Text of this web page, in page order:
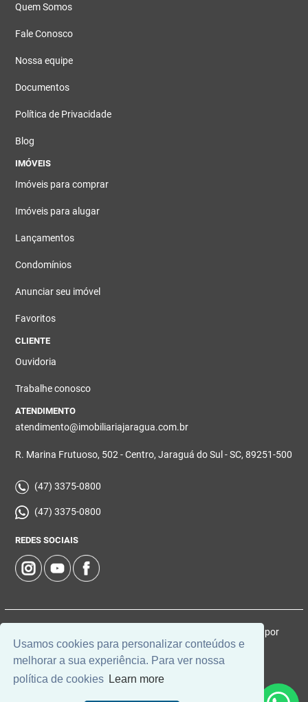
Usamos cookies para personalizar conteúdos e
melhorar a sua experiência. Para ver nossa
política de cookies Learn more
Quem Somos
Fale Conosco
Nossa equipe
Documentos
Política de Privacidade
Blog
IMÓVEIS
Imóveis para comprar
Imóveis para alugar
Lançamentos
Condomínios
Anunciar seu imóvel
Favoritos
CLIENTE
Ouvidoria
Trabalhe conosco
ATENDIMENTO
atendimento@imobiliariajaragua.com.br
R. Marina Frutuoso, 502 - Centro, Jaraguá do Sul - SC, 89251-500
(47) 3375-0800
(47) 3375-0800
REDES SOCIAIS
© 2026 | Imobiliária Jaraguá | CRECI: 5224-J | Desenvolvido por
Universal Software.